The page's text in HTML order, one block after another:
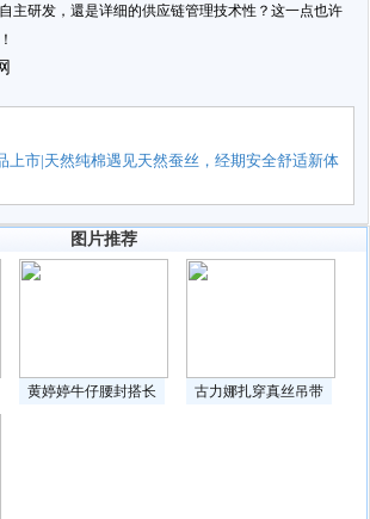
主研发，還是详细的供应链管理技术性？这一点也许
上市|天然纯棉遇见天然蚕丝，经期安全舒适新体
图片推荐
黄婷婷牛仔腰封搭长 古力娜扎穿真丝吊带